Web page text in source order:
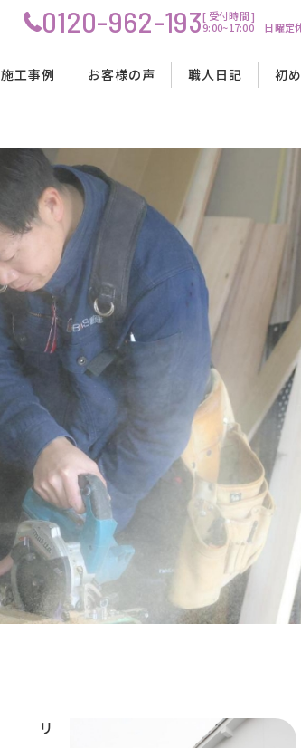
0120-962-193[ 受付時間 ]
9:00~17:00 日曜定
理念
スタッフ紹介
水回りリフォーム工事
店舗改装工事
施工事例
水回りリフォーム工事
店舗改装工事
お客様の声
水回りリフォーム工事
店舗改装工事
職人日記 初
料金・費用について
資金計画・ローンサポート